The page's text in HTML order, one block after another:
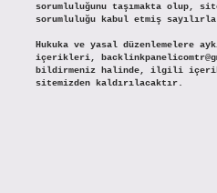
sorumluluğunu taşımakta olup,
sorumluluğu kabul etmiş
Hukuka ve yasal düzenlemelere
içerikleri,
bildirmeniz halinde, ilgili
sitemizden kaldırılacaktır.